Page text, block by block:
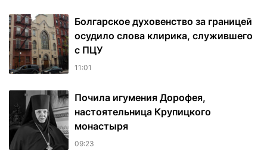
Болгарское духовенство за границей
осудило слова клирика, служившего
с ПЦУ
11:01
Почила игумения Дорофея,
настоятельница Крупицкого
монастыря
09:23